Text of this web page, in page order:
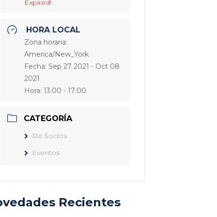
Expired!
HORA LOCAL
Zona horaria:
America/New_York
Fecha:Sep 27 2021 - Oct 08
2021
Hora:13:00 - 17:00
CATEGORÍA
De Socios
Eventos
Recientes